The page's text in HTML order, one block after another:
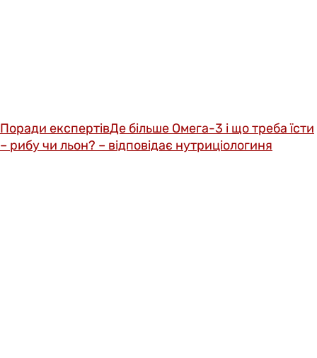
Поради експертівДе більше Омега-3 і що треба їсти
– рибу чи льон? – відповідає нутриціологиня